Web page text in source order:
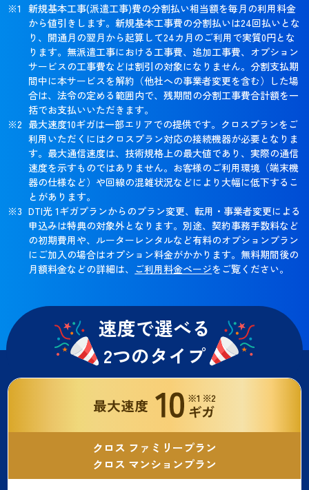
新規基本工事(派遣工事)費の分割払い相当額を毎月の利用料金
から値引きします。新規基本工事費の分割払いは24回払いとな
り、開通月の翌月から起算して24カ月のご利用で実質0円とな
ります。無派遣工事における工事費、追加工事費、オプション
サービスの工事費などは割引の対象になりません。分割支払期
間中に本サービスを解約（他社への事業者変更を含む）した場
合は、法令の定める範囲内で、残期間の分割工事費合計額を一
括でお支払いいただきます。
最大速度10ギガは一部エリアでの提供です。クロスプランをご
利用いただくにはクロスプラン対応の接続機器が必要となりま
す。最大通信速度は、技術規格上の最大値であり、実際の通信
速度を示すものではありません。お客様のご利用環境（端末機
器の仕様など）や回線の混雑状況などにより大幅に低下するこ
とがあります。
DTI光 1ギガプランからのプラン変更、転用・事業者変更による
申込みは特典の対象外となります。別途、契約事務手数料など
の初期費用や、ルーターレンタルなど有料のオプションプラン
にご加入の場合はオプション料金がかかります。無料期間後の
月額料金などの詳細は、 ご利用料金ページをご覧ください。
速度で選べる
2つのタイプ
クロス ファミリープラン
クロス マンションプラン